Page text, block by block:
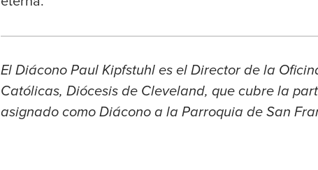
El Diácono Paul Kipfstuhl es el Director de la
Católicas, Diócesis de Cleveland, que cubre la
asignado como Diácono a la Parroquia de San